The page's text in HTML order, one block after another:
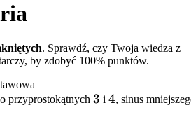
. Sprawdź, czy Twoja wiedza z
by zdobyć 100% punktów.
przyprostokątnych 3
3 i 4
4, sinus